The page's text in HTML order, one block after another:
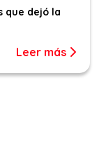
que dejó la
Leer más